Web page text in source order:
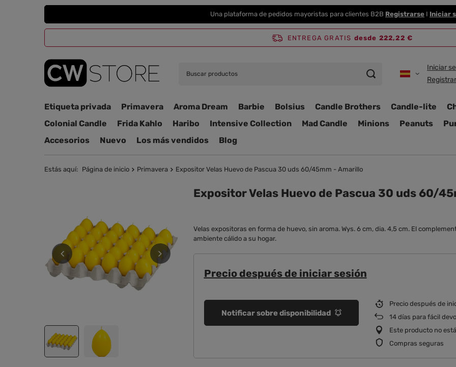
Una plataforma de pedidos mayoristas para clientes B2B Registrarse I Iniciar
ENTREGA GRATIS desde 222,22 €
Iniciar
Etiqueta privada Primavera Aroma Dream Barbie Bolsius Candle Brothers Candle-lite
Colonial Candle
Frida Kahlo Haribo Intensive Collection Mad Candle Minions Peanuts
Accesorios
Nuevo Los más vendidos Blog
Estás aquí: Página de inicio Primavera Expositor Velas Huevo de Pascua 30 uds 60/45mm - Amarillo
Expositor Velas Huevo de Pascua 30 uds 60/
Velas expositoras en forma de huevo, sin aroma. Wys. 6 cm, dia. 4,5 cm. El
ambiente cálido a su hogar.
Precio después de iniciar sesión
Notificar sobre disponibilidad
Precio después de
14días para fácil
Este producto no
Compras seguras